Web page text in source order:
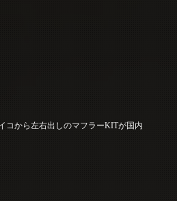
コから左右出しのマフラーKITが国内